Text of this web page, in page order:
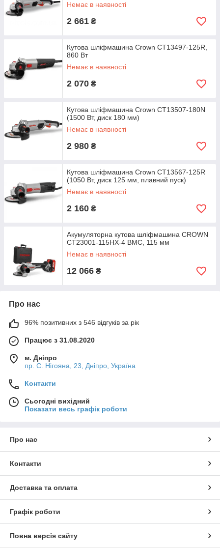
Немає в наявності
2 661 ₴
Кутова шліфмашина Crown CT13497-125R,
860 Вт
Немає в наявності
2 070 ₴
Кутова шліфмашина Crown CT13507-180N
(1500 Вт, диск 180 мм)
Немає в наявності
2 980 ₴
Кутова шліфмашина Crown CT13567-125R
(1050 Вт, диск 125 мм, плавний пуск)
Немає в наявності
2 160 ₴
Акумуляторна кутова шліфмашина CROWN
CT23001-115HX-4 BMC, 115 мм
Немає в наявності
12 066 ₴
Про нас
96% позитивних з 546 відгуків за рік
Працює з 31.08.2020
м. Дніпро
пр. С. Нігояна, 23, Дніпро, Україна
Контакти
Сьогодні вихідний
Показати весь графік роботи
Про нас
Контакти
Доставка та оплата
Графік роботи
Повна версія сайту